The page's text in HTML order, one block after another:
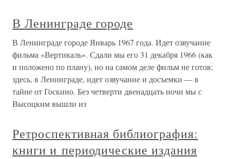
В Ленинграде городе
В Ленинграде городе Январь 1967 года. Идет озвучание
фильма «Вертикаль». Сдали мы его 31 декабря 1966 (как
и положено по плану), но на самом деле фильм не готов;
здесь, в Ленинграде, идет озвучание и досъемки — в
тайне от Госкино. Без четверти двенадцать ночи мы с
Высоцким вышли из
Ретроспективная библиография:
книги и периодические издания